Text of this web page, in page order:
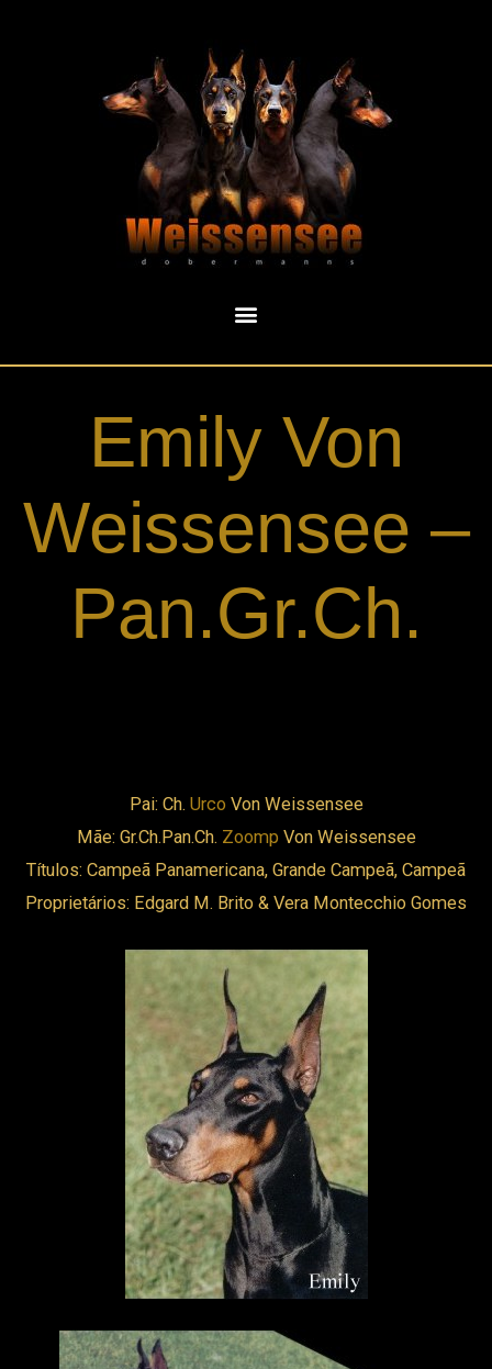
Emily Von
Weissensee –
Pan.Gr.Ch.
Pai: Ch. Urco Von Weissensee
Mãe: Gr.Ch.Pan.Ch. Zoomp Von Weissensee
Títulos: Campeã Panamericana, Grande Campeã, Campeã
Proprietários: Edgard M. Brito & Vera Montecchio Gomes